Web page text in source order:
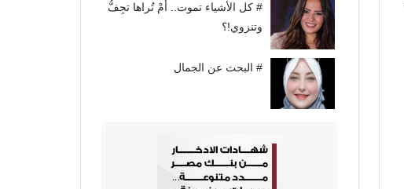
# كل الأشياء تموت.. أَمْ تُراها تجِفُّ
وتنزوي!؟
# البحث عن الجمال